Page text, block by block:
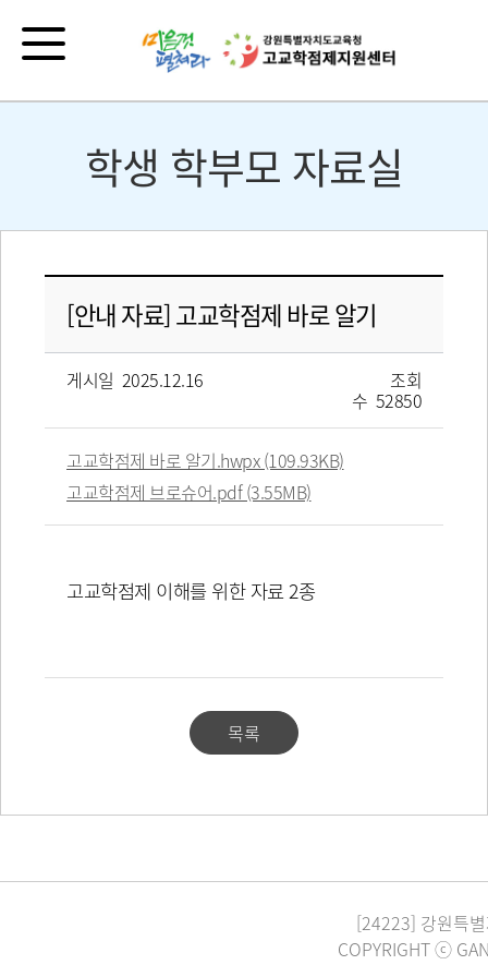
학생 학부모 자료실
[안내 자료] 고교학점제 바로 알기
게시일 2025.12.16 조회
수 52850
고교학점제 바로 알기.hwpx (109.93KB)
고교학점제 브로슈어.pdf (3.55MB)
고교학점제 이해를 위한 자료 2종
목록
[24223] 강원특
COPYRIGHT ⓒ